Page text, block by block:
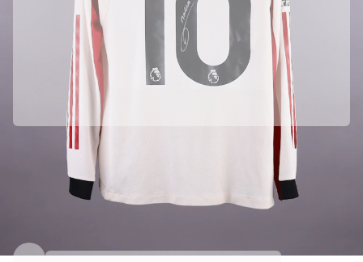
Parceria oficial com Liverpool FC
Esta camisola veio diretamente de Liverpool FC para garantir a sua autenticidade.
Autenticado com a Fabricks